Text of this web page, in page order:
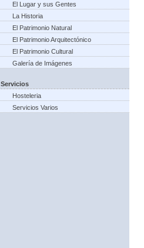
El Lugar y sus Gentes
La Historia
El Patrimonio Natural
El Patrimonio Arquitectónico
El Patrimonio Cultural
Galería de Imágenes
Servicios
Hosteleria
Servicios Varios